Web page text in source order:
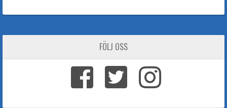
FÖLJ OSS